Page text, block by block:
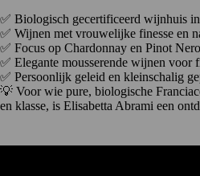
✅ Biologisch gecertificeerd wijnhuis
✅ Wijnen met vrouwelijke finesse en
✅ Focus op Chardonnay en Pinot
✅ Elegante mousserende wijnen voor
✅ Persoonlijk geleid en kleinschalig
💡 Voor wie pure, biologische
en klasse, is Elisabetta Abrami een